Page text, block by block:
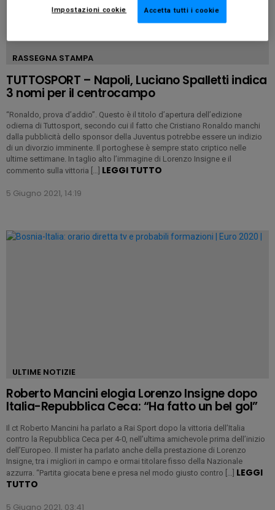
RASSEGNA STAMPA
TUTTOSPORT – Napoli, Luciano Spalletti indica
3 nomi per il centrocampo
“Ronaldo, prova d’addio”. Questo è il titolo d’apertura dell’edizione
odierna di Tuttosport, secondo cui il fatto che Cristiano Ronaldo manchi
dalla pubblicità dello sponsor della Juventus potrebbe essere un indizio
di un divorzio imminente. Il portoghese è sempre stato criptico nelle
ultime settimane. In taglio alto l’immagine di Lorenzo Insigne e il
commento sulla vittoria […] LEGGI TUTTO
5 Giugno 2021, 14:19
ULTIME NOTIZIE
Roberto Mancini elogia Lorenzo Insigne dopo
Italia-Repubblica Ceca: “Ha fatto un bel gol”
Il ct Roberto Mancini ha parlato a Rai Sport dopo la vittoria dell’Italia
contro la Repubblica Ceca per 4-0, nell’ultima amichevole prima dell’inizio
dell’Europeo. Il mister ha parlato anche della prestazione di Lorenzo
Insigne, tra i migliori in campo e ormai titolare fisso della Nazionale
azzurra. “Partita giocata bene e presa nel modo giusto contro […] LEGGI
TUTTO
5 Giugno 2021, 03:41
Accetta tutti i cookie
Impostazioni cookie